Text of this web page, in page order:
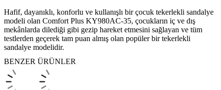
Hafif, dayanıklı, konforlu ve kullanışlı bir çocuk tekerlekli sandalye
modeli olan Comfort Plus KY980AC-35, çocukların iç ve dış
mekânlarda dilediği gibi gezip hareket etmesini sağlayan ve tüm
testlerden geçerek tam puan almış olan popüler bir tekerlekli
sandalye modelidir.
BENZER ÜRÜNLER